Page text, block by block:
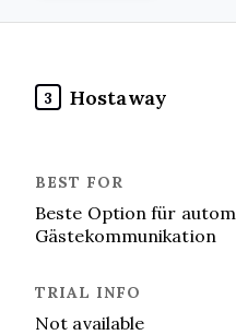
3 Hostaway
Beste Option für
Gästekommunikation
Not available